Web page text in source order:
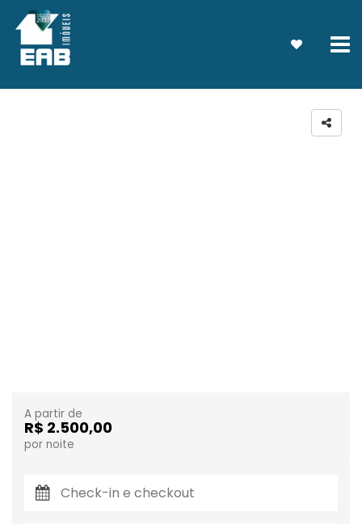
A partir de
R$ 2.500,00
por noite